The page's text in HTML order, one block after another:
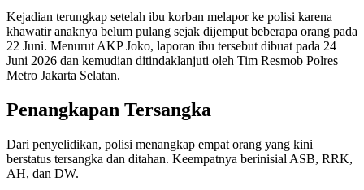
Kejadian terungkap setelah ibu korban melapor ke polisi karena
khawatir anaknya belum pulang sejak dijemput beberapa orang pada
22 Juni. Menurut AKP Joko, laporan ibu tersebut dibuat pada 24
Juni 2026 dan kemudian ditindaklanjuti oleh Tim Resmob Polres
Metro Jakarta Selatan.
Penangkapan Tersangka
Dari penyelidikan, polisi menangkap empat orang yang kini
berstatus tersangka dan ditahan. Keempatnya berinisial ASB, RRK,
AH, dan DW.